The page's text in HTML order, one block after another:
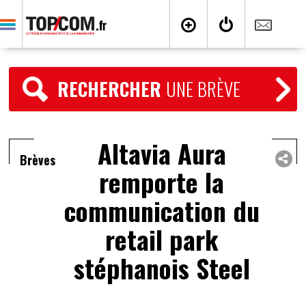
RECHERCHER UNE BRÈVE
Brèves Altavia Aura
remporte la
communication du
retail park
stéphanois Steel